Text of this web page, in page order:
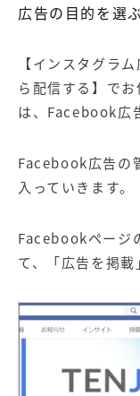
広告の目的を選
【インスタグラ
ら配信する】でお
は、Facebook広
Facebook広告の
入っていきます。
Facebookページ
て、「広告を掲載